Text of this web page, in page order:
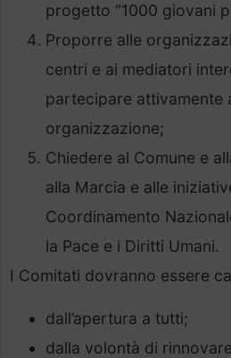
progetto “1000 giovani
Proporre alle
centri e ai mediatori
partecipare attivamente
organizzazione;
Chiedere al Comune e
alla Marcia e alle
Coordinamento
la Pace e i Diritti Umani.
I Comitati dovranno essere
dall’apertura a tutti;
dalla volontà di